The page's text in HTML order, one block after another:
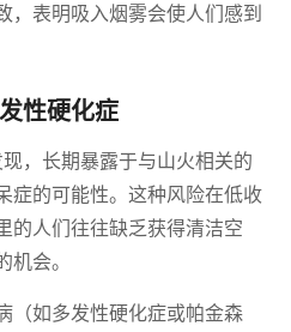
，表明吸入烟雾会使人们感到
性硬化症
，长期暴露于与山火相关的
症的可能性。这种风险在低收
的人们往往缺乏获得清洁空
会。
（如多发性硬化症或帕金森